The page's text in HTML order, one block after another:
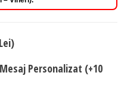
Personalizat (+10